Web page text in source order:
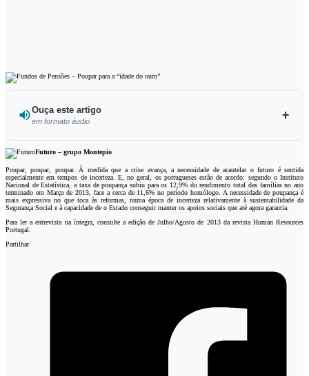
Ouça este artigo
em formato áudio
Futuro – grupo Montepio
Poupar, poupar, poupar. À medida que a crise avança, a necessidade de acautelar o futuro é sentida
especialmente em tempos de incerteza. E, no geral, os portugueses estão de acordo: segundo o Instituto
Nacional de Estatística, a taxa de poupança subiu para os 12,9% do rendimento total das famílias no ano
terminado em Março de 2013, face a cerca de 11,6% no período homólogo. A necessidade de poupança é
mais expressiva no que toca às reformas, numa época de incerteza relativamente à sustentabilidade da
Segurança Social e à capacidade de o Estado conseguir manter os apoios sociais que até agora garantia.
Para ler a entrevista na íntegra, consulte a edição de Julho/Agosto de 2013 da revista Human Resources
Portugal.
Partilhar